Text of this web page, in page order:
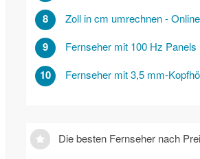
8 Zoll in cm umrechnen -
9 Fernseher mit 100 Hz Panels
10 Fernseher mit 3,5 mm-
Die besten Fernseher nach